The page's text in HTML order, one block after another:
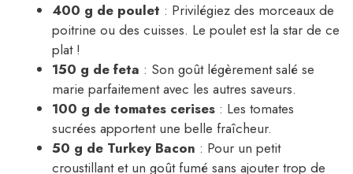
400 g de poulet : Privilégiez des morceaux de
poitrine ou des cuisses. Le poulet est la star de ce
plat !
150 g de feta : Son goût légèrement salé se
marie parfaitement avec les autres saveurs.
100 g de tomates cerises : Les tomates
sucrées apportent une belle fraîcheur.
50 g de Turkey Bacon : Pour un petit
croustillant et un goût fumé sans ajouter trop de